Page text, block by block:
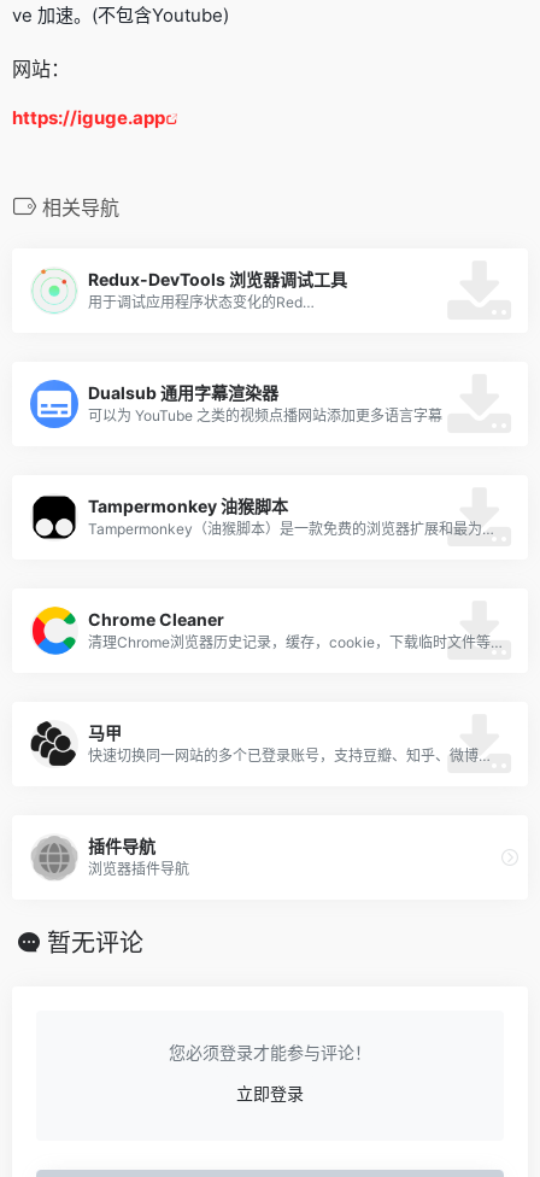
ve 加速。(不包含Youtube)
网站：
https://iguge.app
相关导航
Redux-DevTools 浏览器调试工具
用于调试应用程序状态变化的Red…
Dualsub 通用字幕渲染器
可以为 YouTube 之类的视频点播网站添加更多语言字幕
Tampermonkey 油猴脚本
Tampermonkey（油猴脚本）是一款免费的浏览器扩展和最为流行的用户脚本管理器，
Chrome Cleaner
清理Chrome浏览器历史记录，缓存，cookie，下载临时文件等。
马甲
快速切换同一网站的多个已登录账号，支持豆瓣、知乎、微博、Twitter、Facebook 等等
插件导航
浏览器插件导航
暂无评论
您必须登录才能参与评论！
立即登录